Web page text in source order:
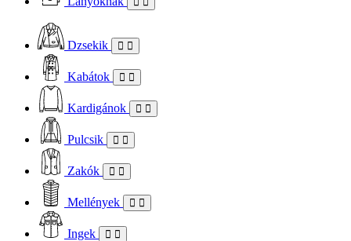
Dzsekik
Kabátok
Kardigánok
Pulcsik
Zakók
Mellények
Ingek